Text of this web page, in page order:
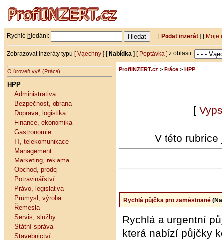
Rychlé h ledání: [Podat inzerát ] [ Moje
Zobrazovat inzeráty typu [Vąechny ] [Nabídka ] [ Poptávka ]zoblasti:
O úroveň výš (Práce)
HPP
Administrativa
Bezpečnost, obrana
Doprava, logistika
Finance, ekonomika
Gastronomie
IT, telekomunikace
Management
Marketing, reklama
Obchod, prodej
Potravinářství
Právo, legislativa
Průmysl, výroba
Řemesla
Servis, služby
Státní správa
Stavebnictví
ProfiINZERT.cz > Práce > HPP
[
V této
Rychlá půjčka pro zaměstnané
Rychlá a urgentní
která nabízí půjčky